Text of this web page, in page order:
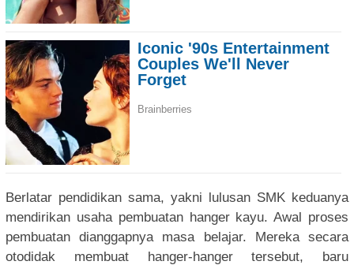
Berlatar pendidikan sama, yakni lulusan SMK keduanya
mendirikan usaha pembuatan hanger kayu. Awal proses
pembuatan dianggapnya masa belajar. Mereka secara
otodidak membuat hanger-hanger tersebut, baru